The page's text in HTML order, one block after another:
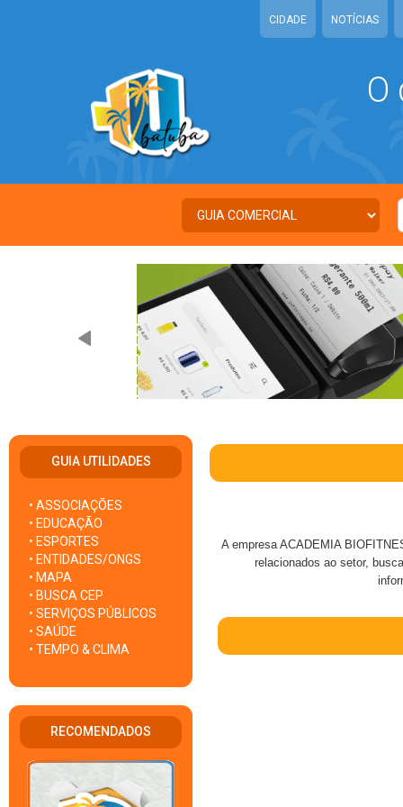
CIDADE NOTÍCIAS
O
GUIA UTILIDADES
• ASSOCIAÇÕES
• EDUCAÇÃO
• ESPORTES
• ENTIDADES/ONGS
• MAPA
• BUSCA CEP
• SERVIÇOS PÚBLICOS
• SAÚDE
• TEMPO & CLIMA
RECOMENDADOS
A empresa ACADEMIA
relacionados ao setor,